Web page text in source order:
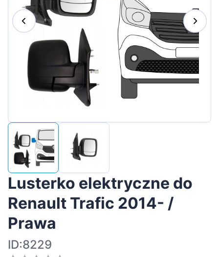
Magyar
Lietuvių
Hrvatski
Português
Slovenian
Latvian
Slovenčina
Lusterko elektryczne do
Renault Trafic 2014- /
Prawa
ID:8229